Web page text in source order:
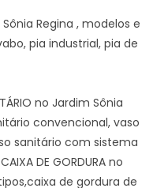
Sônia Regina , modelos e
pia industrial, pia de
no Jardim Sônia
convencional, vaso
sanitário com sistema
DE GORDURA no
de gordura de